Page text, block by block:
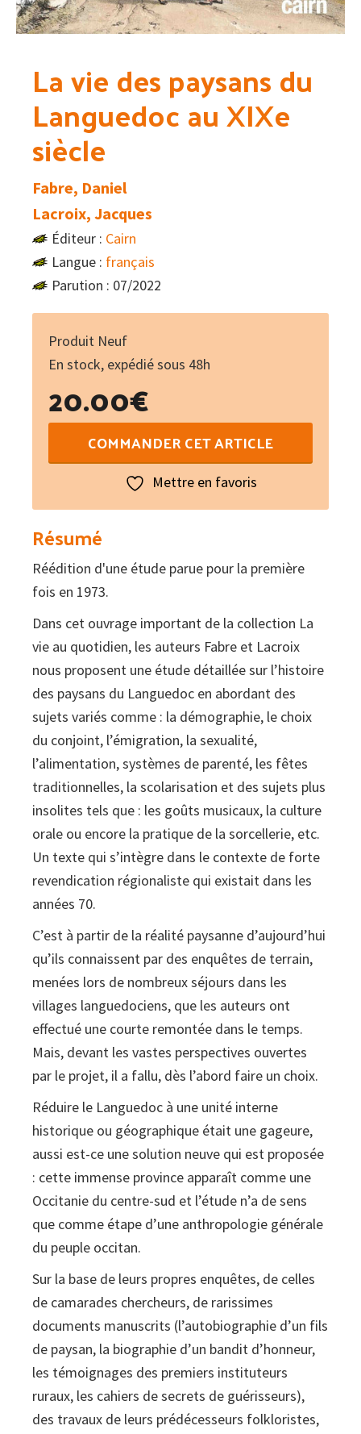
La vie des paysans du
Languedoc au XIXe
siècle
Fabre, Daniel
Lacroix, Jacques
Éditeur : Cairn
Langue : français
Parution : 07/2022
Produit Neuf
En stock, expédié sous 48h
20.00€
de
des
paysans
du
Languedoc
au
XIXe
siècle
COMMANDER CET ARTICLE
Mettre en favoris
Résumé
Réédition d'une étude parue pour la première
fois en 1973.
Dans cet ouvrage important de la collection La
vie au quotidien, les auteurs Fabre et Lacroix
nous proposent une étude détaillée sur l’histoire
des paysans du Languedoc en abordant des
sujets variés comme : la démographie, le choix
du conjoint, l’émigration, la sexualité,
l’alimentation, systèmes de parenté, les fêtes
traditionnelles, la scolarisation et des sujets plus
insolites tels que : les goûts musicaux, la culture
orale ou encore la pratique de la sorcellerie, etc.
Un texte qui s’intègre dans le contexte de forte
revendication régionaliste qui existait dans les
années 70.
C’est à partir de la réalité paysanne d’aujourd’hui
qu’ils connaissent par des enquêtes de terrain,
menées lors de nombreux séjours dans les
villages languedociens, que les auteurs ont
effectué une courte remontée dans le temps.
Mais, devant les vastes perspectives ouvertes
par le projet, il a fallu, dès l’abord faire un choix.
Réduire le Languedoc à une unité interne
historique ou géographique était une gageure,
aussi est-ce une solution neuve qui est proposée
: cette immense province apparaît comme une
Occitanie du centre-sud et l’étude n’a de sens
que comme étape d’une anthropologie générale
du peuple occitan.
Sur la base de leurs propres enquêtes, de celles
de camarades chercheurs, de rarissimes
documents manuscrits (l’autobiographie d’un fils
de paysan, la biographie d’un bandit d’honneur,
les témoignages des premiers instituteurs
ruraux, les cahiers de secrets de guérisseurs),
des travaux de leurs prédécesseurs folkloristes,